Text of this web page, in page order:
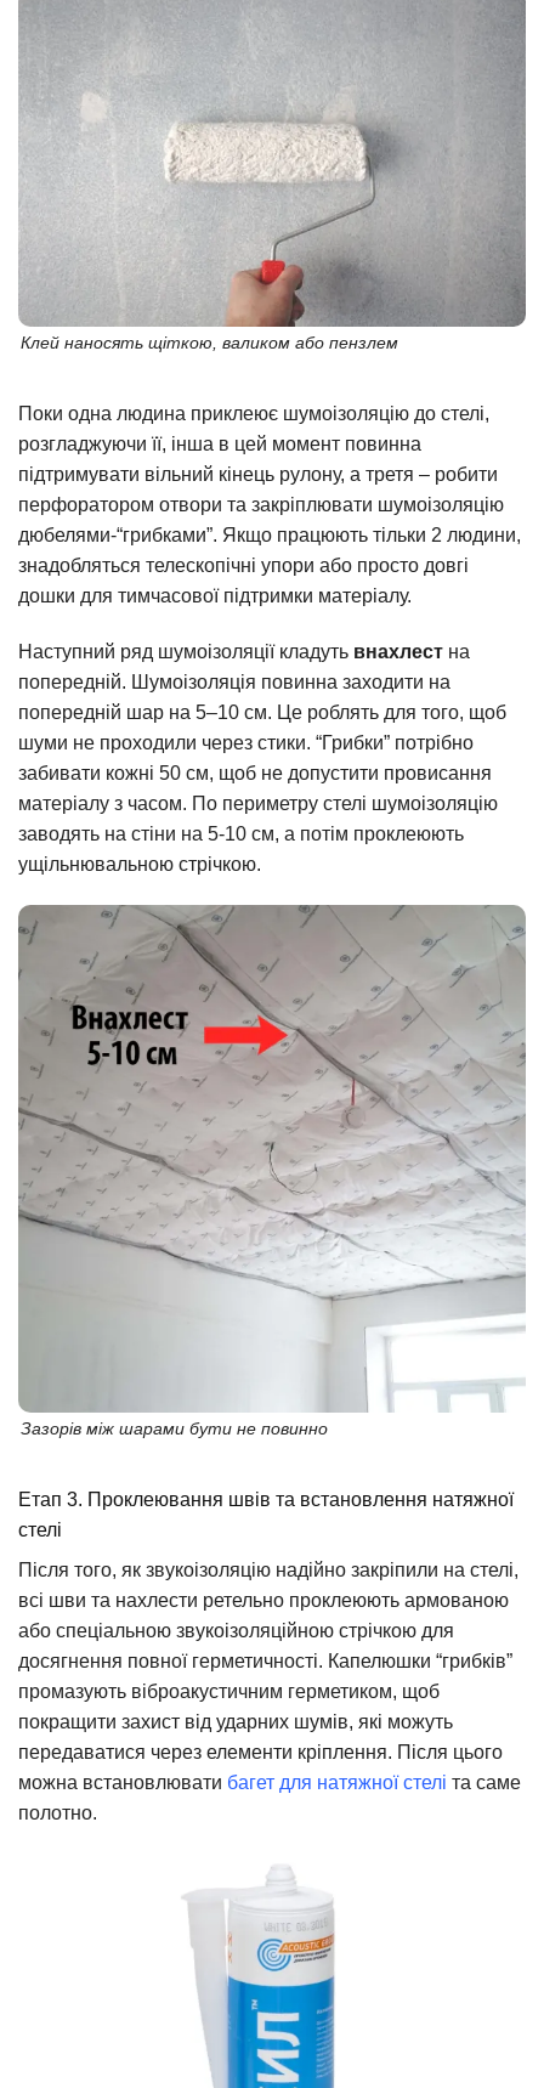
Клей наносять щіткою, валиком або пензлем
Поки одна людина приклеює шумоізоляцію до стелі,
розгладжуючи її, інша в цей момент повинна
підтримувати вільний кінець рулону, а третя – робити
перфоратором отвори та закріплювати шумоізоляцію
дюбелями-“грибками”. Якщо працюють тільки 2 людини,
знадобляться телескопічні упори або просто довгі
дошки для тимчасової підтримки матеріалу.
Наступний ряд шумоізоляції кладуть внахлест на
попередній. Шумоізоляція повинна заходити на
попередній шар на 5–10 см. Це роблять для того, щоб
шуми не проходили через стики. “Грибки” потрібно
забивати кожні 50 см, щоб не допустити провисання
матеріалу з часом. По периметру стелі шумоізоляцію
заводять на стіни на 5-10 см, а потім проклеюють
ущільнювальною стрічкою.
Зазорів між шарами бути не повинно
Етап 3. Проклеювання швів та встановлення натяжної
стелі
Після того, як звукоізоляцію надійно закріпили на стелі,
всі шви та нахлести ретельно проклеюють армованою
або спеціальною звукоізоляційною стрічкою для
досягнення повної герметичності. Капелюшки “грибків”
промазують віброакустичним герметиком, щоб
покращити захист від ударних шумів, які можуть
передаватися через елементи кріплення. Після цього
можна встановлювати багет для натяжної стелі та саме
полотно.